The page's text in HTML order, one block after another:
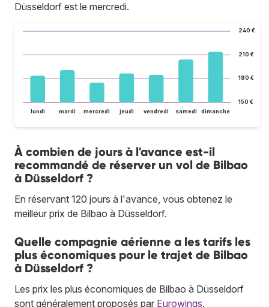
Düsseldorf est le mercredi.
150 €
180 €
210 €
240 €
lundi mardi mercredi jeudi vendredi samedi dimanche
À combien de jours à l'avance est-il
recommandé de réserver un vol de Bilbao
à Düsseldorf ?
En réservant 120 jours à l'avance, vous obtenez le
meilleur prix de Bilbao à Düsseldorf.
Quelle compagnie aérienne a les tarifs les
plus économiques pour le trajet de Bilbao
à Düsseldorf ?
Les prix les plus économiques de Bilbao à Düsseldorf
sont généralement proposés par Eurowings.